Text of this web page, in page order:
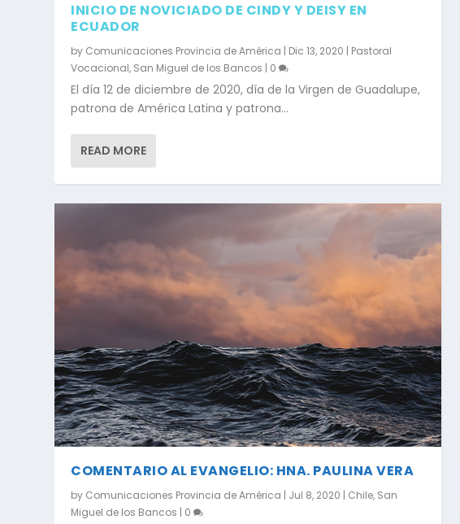
INICIO DE NOVICIADO DE CINDY Y DEISY EN
ECUADOR
by Comunicaciones Provincia de América | Dic 13, 2020 | Pastoral
Vocacional, San Miguel de los Bancos | 0
El día 12 de diciembre de 2020, día de la Virgen de Guadalupe,
patrona de América Latina y patrona...
READ MORE
COMENTARIO AL EVANGELIO: HNA. PAULINA VERA
by Comunicaciones Provincia de América | Jul 8, 2020 | Chile, San
Miguel de los Bancos | 0